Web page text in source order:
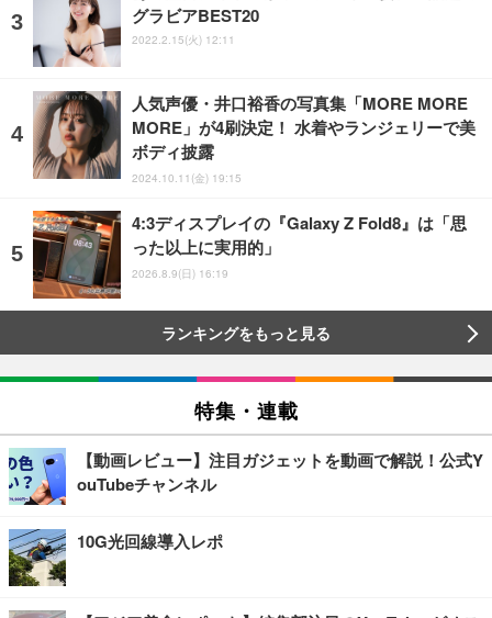
グラビアBEST20
2022.2.15(火) 12:11
人気声優・井口裕香の写真集「MORE MORE
MORE」が4刷決定！ 水着やランジェリーで美
ボディ披露
2024.10.11(金) 19:15
4:3ディスプレイの『Galaxy Z Fold8』は「思
った以上に実用的」
2026.8.9(日) 16:19
ランキングをもっと見る
特集・連載
【動画レビュー】注目ガジェットを動画で解説！公式Y
ouTubeチャンネル
10G光回線導入レポ